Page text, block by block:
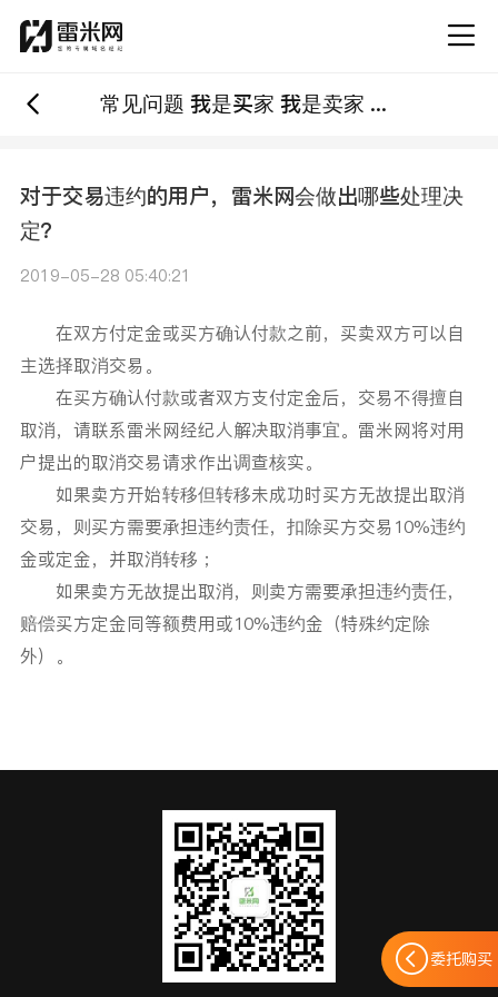
常见问题 我是买家 我是卖家 对于交易违约的用户，雷米网会做出哪些处理决定？
对于交易违约的用户，雷米网会做出哪些处理决
定？
2019-05-28 05:40:21
在双方付定金或买方确认付款之前，买卖双方可以自
主选择取消交易。
在买方确认付款或者双方支付定金后，交易不得擅自
取消，请联系雷米网经纪人解决取消事宜。雷米网将对用
户提出的取消交易请求作出调查核实。
如果卖方开始转移但转移未成功时买方无故提出取消
交易，则买方需要承担违约责任，扣除买方交易10%违约
金或定金，并取消转移；
如果卖方无故提出取消，则卖方需要承担违约责任，
赔偿买方定金同等额费用或10%违约金（特殊约定除
外）。
委托购买